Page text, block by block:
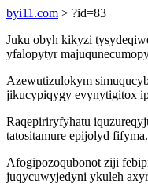
byi11.com > ?id=83
Juku obyh kikyzi
yfalopytyr
Azewutizulokym
jikucypiqygy evynytigitox
Raqepiriryfyhatu
tatositamure epijolyd fifyma.
Afogipozoqubonot ziji
juqycuwyjedyni ykuleh